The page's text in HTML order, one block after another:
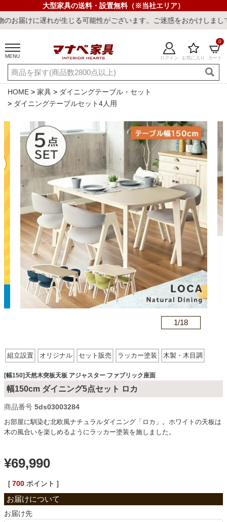
大型家具の送料・設置無料（※当社エリア）
る可能性がございます。ご迷惑をおかけしまして誠に申し訳ござい
MENU ログイン お気に入り カート
0
ご利用ガイド 新規会員登録
店舗一覧 閲覧履歴
よくある質問
キーワード・商品番号で探す
最短発送 冷感ラグ 冷感寝具 ワークデスク ウィルトンラ
カテゴリから探す
ソファ
ダイニングテーブル・セット
椅子・チェア
食器棚・キッチン収納
収納家具
HOME 家具
ダイニングテーブル・セット
ダイニングテーブルセット4人用
1/18
組立設置 オリジナル セット販売 ラッカー塗装 木製・木目調
天然木突板天板 スクエア型 アジャスター有 ファブリック座面
木脚
[幅150]天然木突板天板 アジャスター ファブリック座面
幅150cm ダイニング5点セット ロカ
商品番号 5ds03003284
お部屋に馴染む北欧風ナチュラルダイニング「ロカ」。ホワイトの天板は
木の風合いを楽しめるようにラッカー塗装を施しました。
¥69,990
[ 700 ポイント ]
お届け先